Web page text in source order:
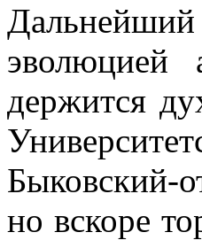
эволюцией
держится
Быковский-
но вскоре